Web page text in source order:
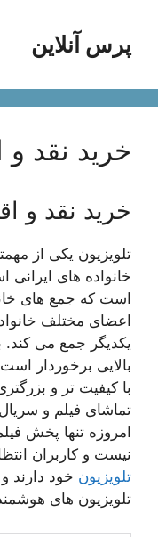
محتواپرس آنلاین
خرید نقد
خرید نقد و
تلویزیون یکی از
خانواده های
است که جمع های
اعضای مختلف
یکدیگر جمع می کند.
بالایی برخوردار
با کیفیت تر و
تماشای فیلم و
امروزه تنها پخش
نیست و کاربران
تلویزیون خود دارند
تلویزیون های